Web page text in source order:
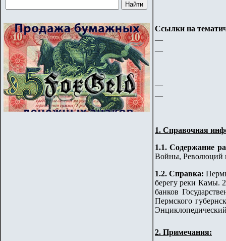
Ссылки на
—
—
—
—
1. Справочная
1.1. Содержание
Войны, Революций
1.2. Справка:
берегу реки Камы.
банков
Пермского
2. Примечания: